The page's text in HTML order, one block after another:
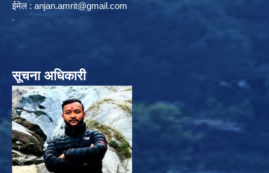
ईमेल : anjan.amrit@gmail.com
सूचना अधिकारी